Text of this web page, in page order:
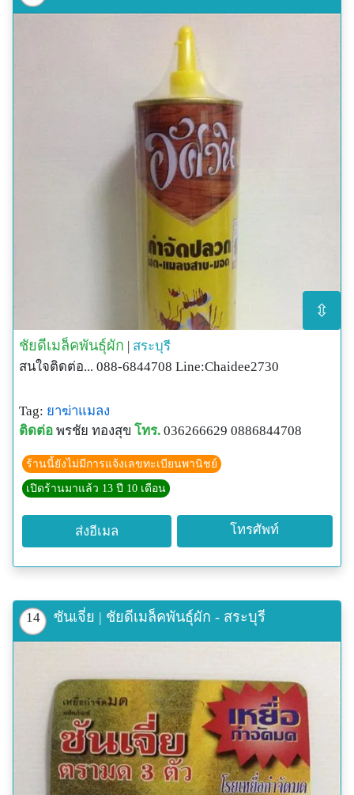
⇳
ชัยดีเมล็คพันธุ์ผัก
สระบุรี
สนใจติดต่อ... 088-6844708 Line:Chaidee2730
Tag: ยาฆ่าแมลง
ติดต่อ พรชัย ทองสุข โทร. 036266629 0886844708
ร้านนี้ยังไม่มีการแจ้งเลขทะเบียนพานิชย์
เปิดร้านมาแล้ว 13 ปี 10 เดือน
ส่งอีเมล โทรศัพท์
14 ซันเจี่ย | ชัยดีเมล็คพันธุ์ผัก - สระบุรี